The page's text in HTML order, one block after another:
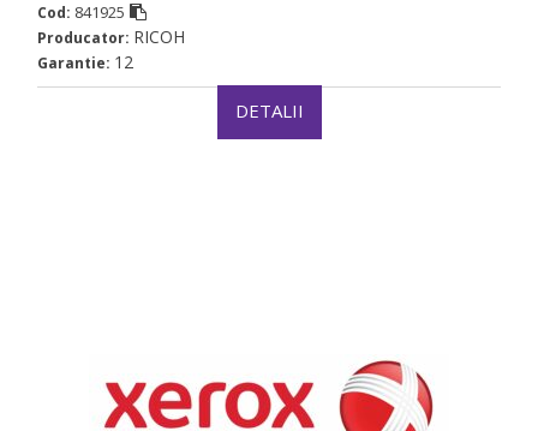
Cod: 841925
Producator: RICOH
Garantie: 12
DETALII